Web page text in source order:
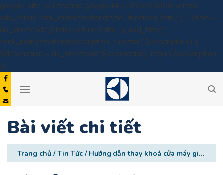
google-site-verification: google447c3f2bc9d8065c.html
add_filter( 'rank_math/frontend/title', function( $title ) { $title =
do_shortcode($title); return $title; }); add_filter(
'rank_math/frontend/description', function( $description ) {
$description = do_shortcode($description); return $description;
});
to
content
Bài viết chi tiết
Trang chủ /Tin Tức / Hướng dẫn thay khoá cửa máy giặt Electrolux đơn giản